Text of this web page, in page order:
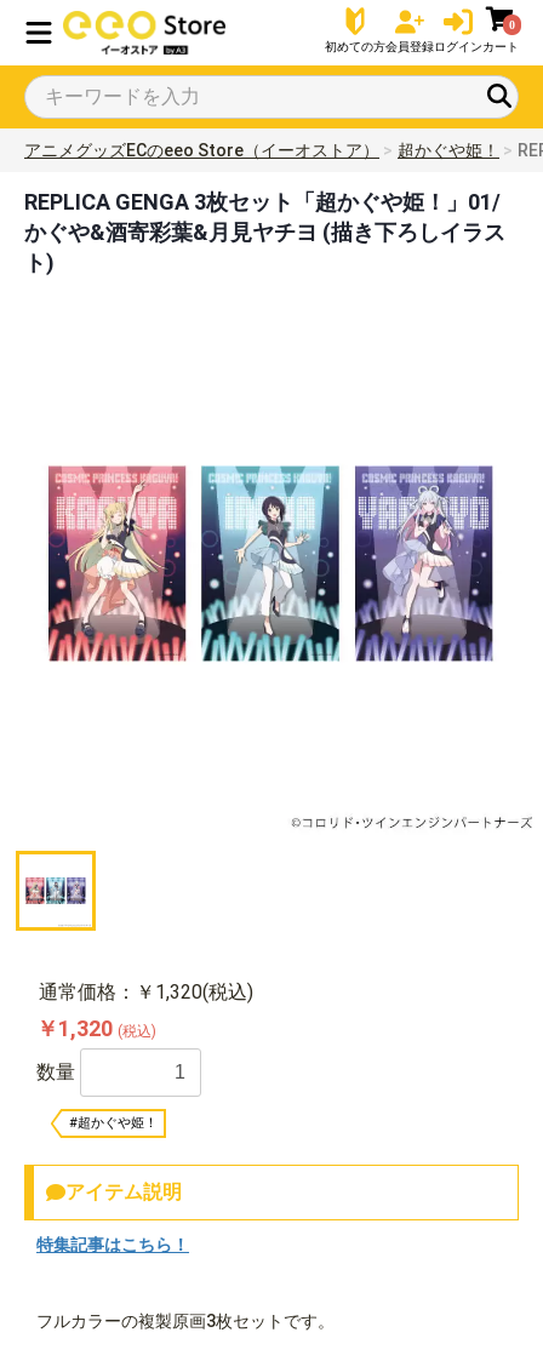
初めての方会員登録ログイン
0
カート
アニメグッズECのeeo Store（イーオストア） 超かぐや姫！
REPLICA GENGA 3枚セット「超かぐや姫！」01/
かぐや&酒寄彩葉&月見ヤチヨ (描き下ろしイラス
ト)
通常価格：￥1,320(税込)
￥1,320 (税込)
数量
#超かぐや姫！
アイテム説明
特集記事はこちら！
フルカラーの複製原画3枚セットです。